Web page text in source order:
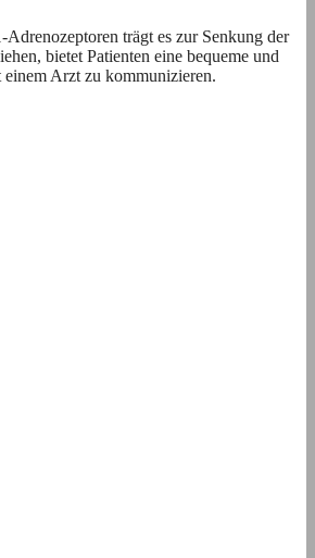
trägt es zur Senkung der
bietet Patienten eine bequeme und
Arzt zu kommunizieren.